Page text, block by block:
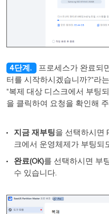
4단계.
프로세스가 완료되
터를 시작하시겠습니까?"라
"복제 대상 디스크에서 부팅
을 클릭하여 요청을 확인해
지금 재부팅을 선택하시면
크에서 운영체제가 부팅되
완료(OK)를 선택하시면 부
수 있습니다.